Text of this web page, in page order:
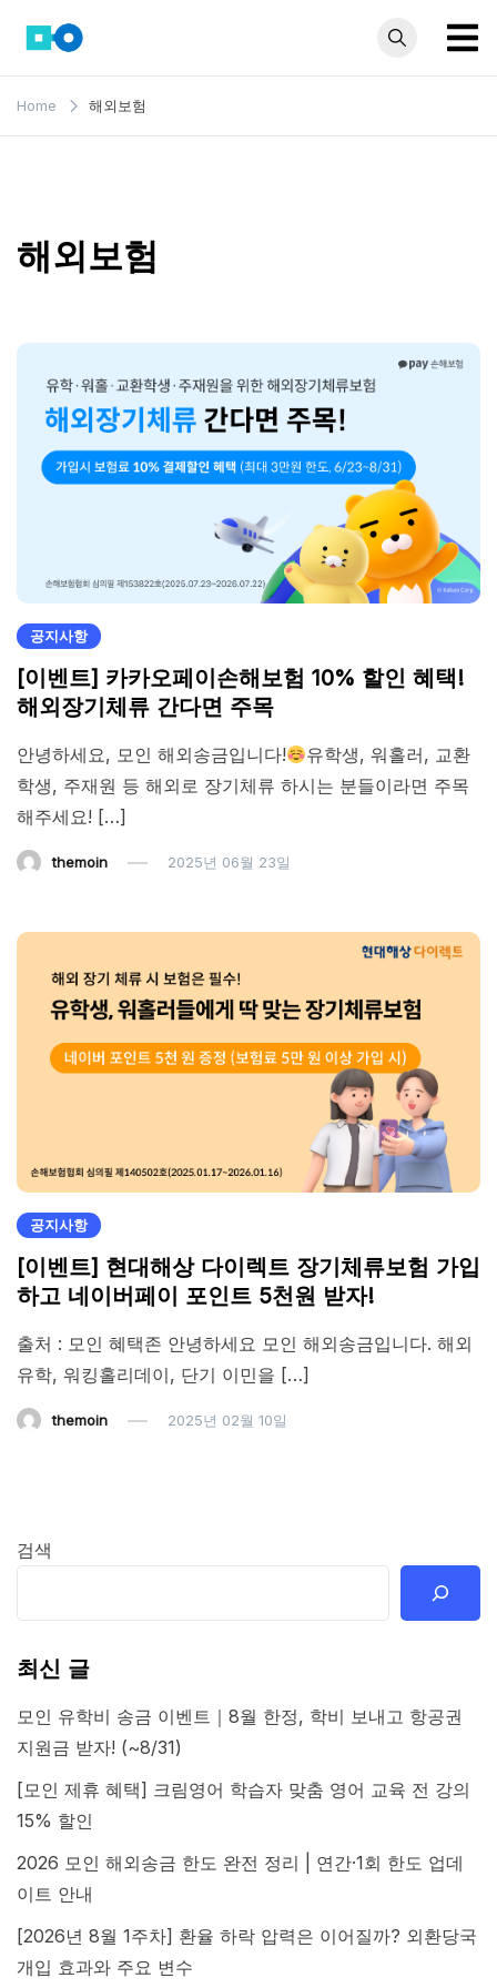
content
모인 해
외송금
Home 해외보험
해외보험
공지사항
[이벤트] 카카오페이손해보험 10% 할인 혜택!
해외장기체류 간다면 주목
안녕하세요, 모인 해외송금입니다!
유학생, 워홀러, 교환
학생, 주재원 등 해외로 장기체류 하시는 분들이라면 주목
해주세요! […]
themoin 2025년 06월 23일
공지사항
[이벤트] 현대해상 다이렉트 장기체류보험 가입
하고 네이버페이 포인트 5천원 받자!
출처 : 모인 혜택존 안녕하세요 모인 해외송금입니다. 해외
유학, 워킹홀리데이, 단기 이민을 […]
themoin 2025년 02월 10일
검색
최신 글
모인 유학비 송금 이벤트｜8월 한정, 학비 보내고 항공권
지원금 받자! (~8/31)
[모인 제휴 혜택] 크림영어 학습자 맞춤 영어 교육 전 강의
15% 할인
2026 모인 해외송금 한도 완전 정리 | 연간·1회 한도 업데
이트 안내
[2026년 8월 1주차] 환율 하락 압력은 이어질까? 외환당국
개입 효과와 주요 변수